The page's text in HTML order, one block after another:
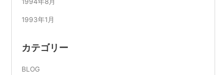
1993年1月
カテゴリー
BLOG